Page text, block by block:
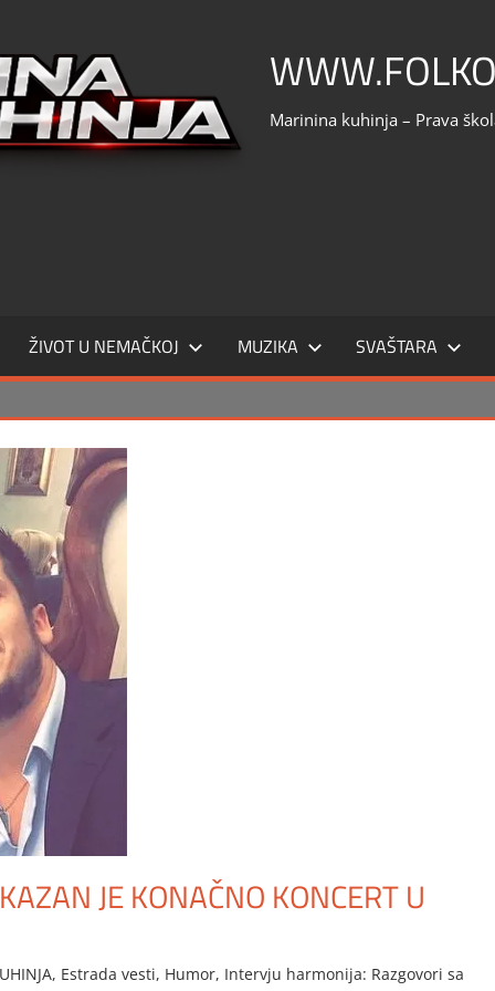
Marinina kuhinja – Prava
ŽIVOT U NEMAČKOJ MUZIKA SVAŠTARA
JE KONAČNO KONCERT U
, Estrada vesti, Humor, Intervju harmonija: Razgovori sa